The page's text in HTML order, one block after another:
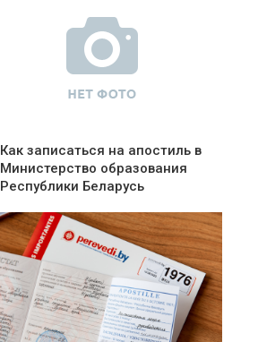
Как записаться на апостиль в
Министерство образования
Республики Беларусь